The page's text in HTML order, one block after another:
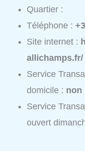
Quartier :
Téléphone :
Site internet :
allichamps.fr/
Service
domicile : non
Service
ouvert